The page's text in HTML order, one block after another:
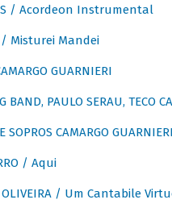
/ Acordeon Instrumental
/ Misturei Mandei
GUARNIERI
BAND, PAULO SERAU, TECO
SOPROS CAMARGO
/ Aqui
OLIVEIRA / Um Cantabile